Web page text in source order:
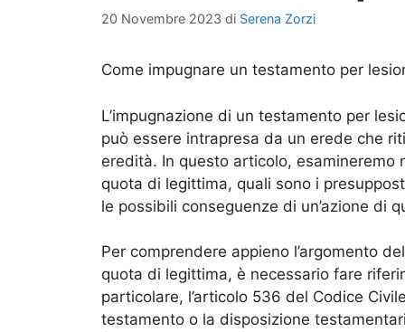
20 Novembre 2023 di Serena Zorzi
Come impugnare un testamento per
L’impugnazione di un testamento per
può essere intrapresa da un erede che
eredità. In questo articolo,
quota di legittima, quali sono i
le possibili conseguenze di un’azione di
Per comprendere appieno l’argomento
quota di legittima, è necessario fare
particolare, l’articolo 536 del Codice
testamento o la disposizione